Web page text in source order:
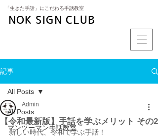
​「生きた手話」にこだわる手話教室
NOK SIGN CLUB
記事
All Posts
マンツーマン手話教室
All Posts
【令和最新版】手話を学ぶメリット その2
Admin
新しい時代、令和で学ぶ手話！